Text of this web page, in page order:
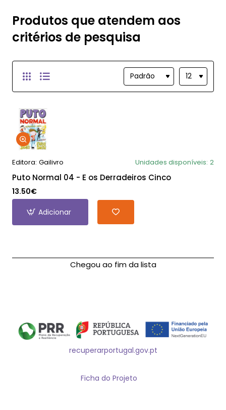
Produtos que atendem aos
critérios de pesquisa
Editora: Gailivro Unidades disponíveis: 2
Puto Normal 04 - E os Derradeiros Cinco
13.50€
Adicionar
Chegou ao fim da lista
recuperarportugal.gov.pt
Ficha do Projeto